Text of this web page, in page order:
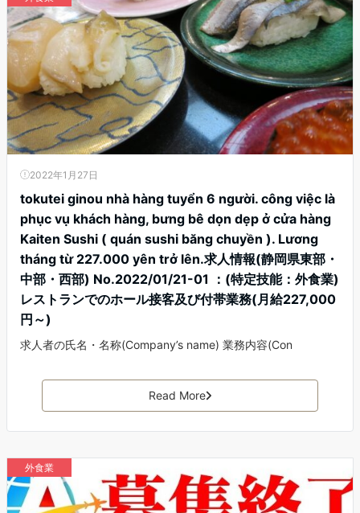
2022年1月27日
tokutei ginou nhà hàng tuyển 6 người. công việc là
phục vụ khách hàng, bưng bê dọn dẹp ở cửa hàng
Kaiten Sushi ( quán sushi băng chuyền ). Lương
tháng từ 227.000 yên trở lên.求人情報(静岡県東部・
中部・西部) No.2022/01/21-01 ：(特定技能：外食業)
レストランでのホール接客及び付帯業務(月給227,000
円～)
求人者の氏名・名称(Company’s name) 業務内容(Con
Read More
外食業